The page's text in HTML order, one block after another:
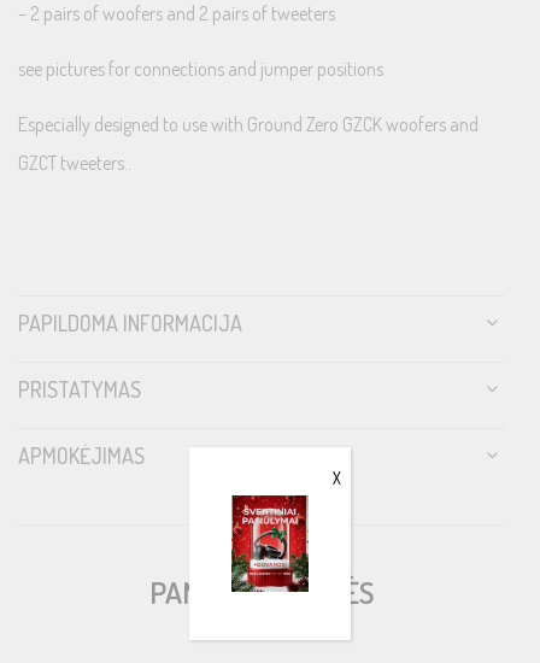
– 2 pairs of woofers and 2 pairs of tweeters
see pictures for connections and jumper positions
Especially designed to use with Ground Zero GZCK woofers and
GZCT tweeters..
PAPILDOMA INFORMACIJA
PRISTATYMAS
APMOKĖJIMAS
PANAŠIOS PREKĖS
X